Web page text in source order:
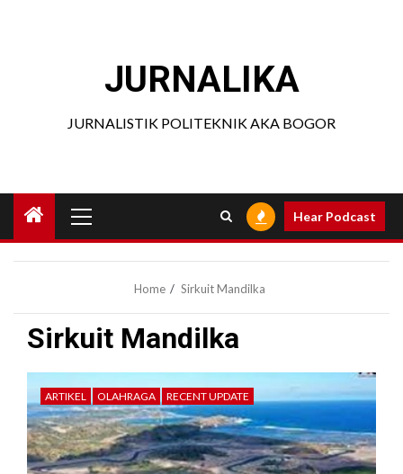
JURNALIKA
JURNALISTIK POLITEKNIK AKA BOGOR
Menu
Hear Podcast
Home Sirkuit Mandilka
Sirkuit Mandilka
ARTIKEL OLAHRAGA RECENT UPDATE